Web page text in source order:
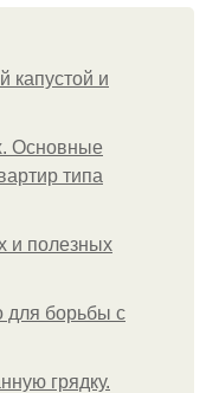
капустой и
Основные
типа
и полезных
для борьбы с
грядку.